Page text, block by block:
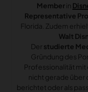
Memberin
Representative
Florida. Zudem
Walt
Der studierte
Gründung des
Professionalität mit
nicht gerade über
berichtet oder als